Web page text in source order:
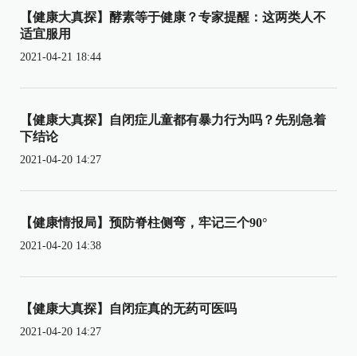
【健康大真探】酵素等于健康？专家提醒：这两类人不
适宜服用
2021-04-21 18:44
【健康大真探】自闭症儿童都有暴力行为吗？先别急着
下结论
2021-04-20 14:27
【健康情报局】预防脊柱侧弯，牢记三个90°
2021-04-20 14:38
【健康大真探】自闭症真的无药可医吗
2021-04-20 14:27